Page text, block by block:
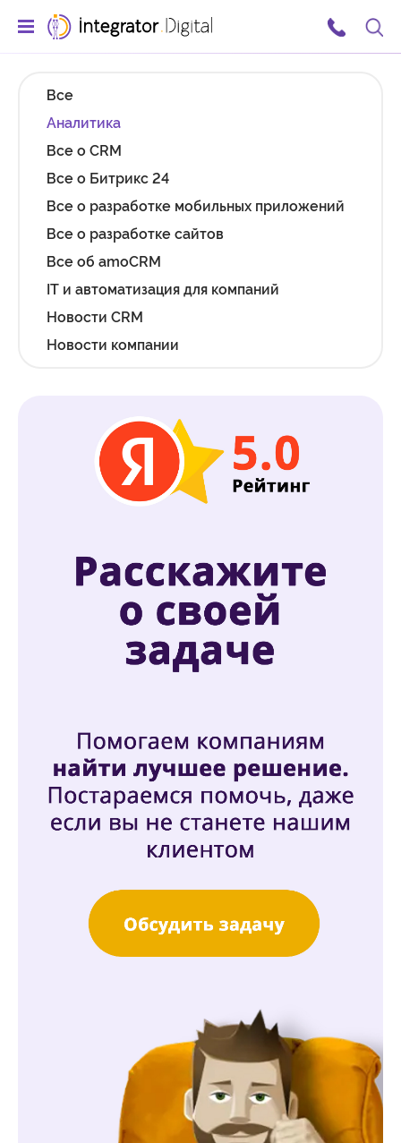
Ссылка на главную страницу
Все
Аналитика
Все о CRM
Все о Битрикс 24
Все о разработке мобильных приложений
Все о разработке сайтов
Все об amoCRM
IT и автоматизация для компаний
Новости CRM
Новости компании